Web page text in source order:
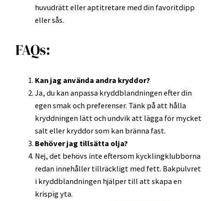
huvudrätt eller aptitretare med din favoritdipp
eller sås.
FAQs:
Kan jag använda andra kryddor?
Ja, du kan anpassa kryddblandningen efter din
egen smak och preferenser. Tänk på att hålla
kryddningen lätt och undvik att lägga för mycket
salt eller kryddor som kan bränna fast.
Behöver jag tillsätta olja?
Nej, det behövs inte eftersom kycklingklubborna
redan innehåller tillräckligt med fett. Bakpulvret
i kryddblandningen hjälper till att skapa en
krispig yta.